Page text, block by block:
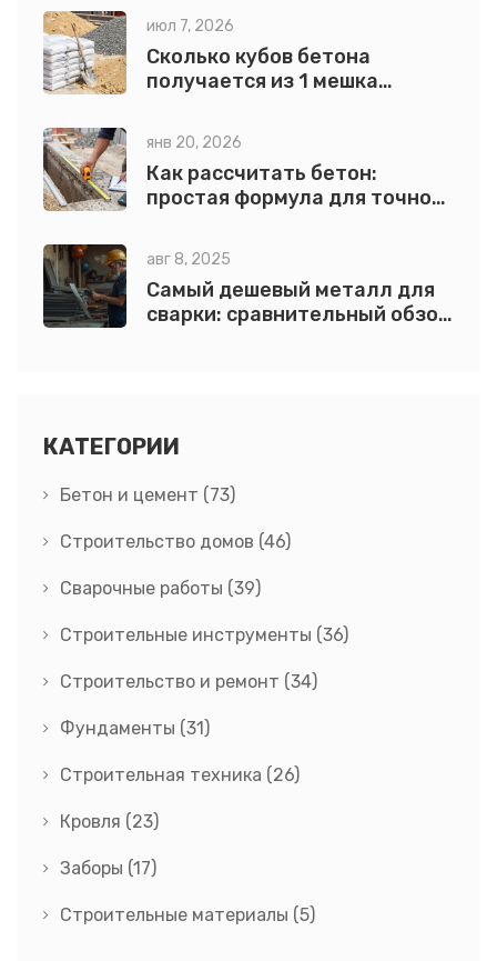
июл 7, 2026
Сколько кубов бетона
получается из 1 мешка
формулы
янв 20, 2026
Как рассчитать бетон:
простая формула для точного
авг 8, 2025
Самый дешевый металл для
сварки: сравнительный обзор
КАТЕГОРИИ
Бетон и цемент (73)
Строительство домов (46)
Сварочные работы (39)
Строительные инструменты (36)
Строительство и ремонт (34)
Фундаменты (31)
Строительная техника (26)
Кровля (23)
Заборы (17)
Строительные материалы (5)